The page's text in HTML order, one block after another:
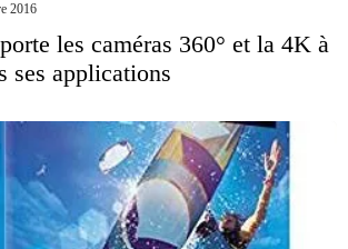
2016
les caméras 360° et la 4K à
ses applications